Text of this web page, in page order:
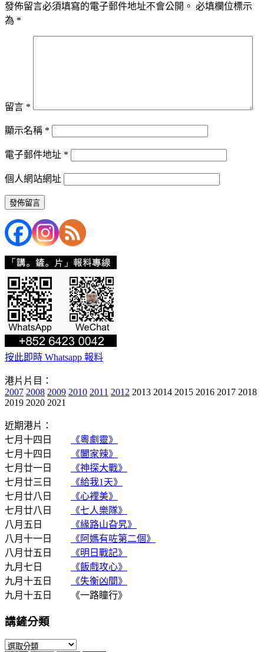
發佈留言必須填寫的電子郵件地址不會公開。 必填欄位標示
為 *
留言 *
顯示名稱 *
電子郵件地址 *
個人網站網址
按此即時 Whatsapp 報料
港片片目：
2007 2008 2009 2010 2011 2012 2013 2014 2015 2016 2017 2018
2019 2020 2021
近期港片：
七月十四日
《粵劇靈》
七月十四日
《闔家辣》
七月廿一日
《神探大戰》
七月廿三日
《給我1天》
七月廿八日
《心裡美》
七月廿八日
《七人樂隊》
八月五日
《緣路山旮旯》
八月十一日
《阿媽有咗第二個》
八月廿五日
《明日戰記》
九月七日
《飯戲攻心》
九月十五日
《失衡凶間》
九月十五日 《一路瞳行》
講鏟分類
講